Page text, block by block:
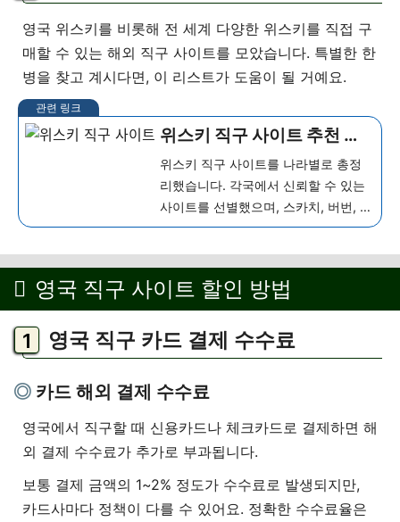
영국 위스키를 비롯해 전 세계 다양한 위스키를 직접 구
매할 수 있는 해외 직구 사이트를 모았습니다. 특별한 한
병을 찾고 계시다면, 이 리스트가 도움이 될 거예요.
위스키 직구 사이트 추천 및
세금 총정리 (스카치, 버번,
꼬냑, 양주)
위스키 직구 사이트를 나라별로 총정
리했습니다. 각국에서 신뢰할 수 있는
사이트를 선별했으며, 스카치, 버번, 꼬
냑, 양주 등 위스키 직구 시 꼭 알아야
니, 이 글을 참고하셔서 더욱...더 보기
영국 직구 사이트 할인 방법
영국 직구 카드 결제 수수료
카드 해외 결제 수수료
영국에서 직구할 때 신용카드나 체크카드로 결제하면 해
외 결제 수수료가 추가로 부과됩니다.
보통 결제 금액의 1~2% 정도가 수수료로 발생되지만,
카드사마다 정책이 다를 수 있어요. 정확한 수수료율은